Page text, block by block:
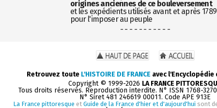
origines anciennes de ce bouleversement
et les expédients utilisés avant et après 1789
pour l'imposer au peuple
- - - - - - - - - - -
Retrouvez toute L'HISTOIRE DE FRANCE avec
Copyright © 1999-2026 LA FRANCE
Tous droits réservés. Reproduction interdite. N° ISSN 1768-
N° Siret 481 246619 00011. Code APE 913E
La France pittoresque et Guide de la France d'hier et d'aujourd'hui sont